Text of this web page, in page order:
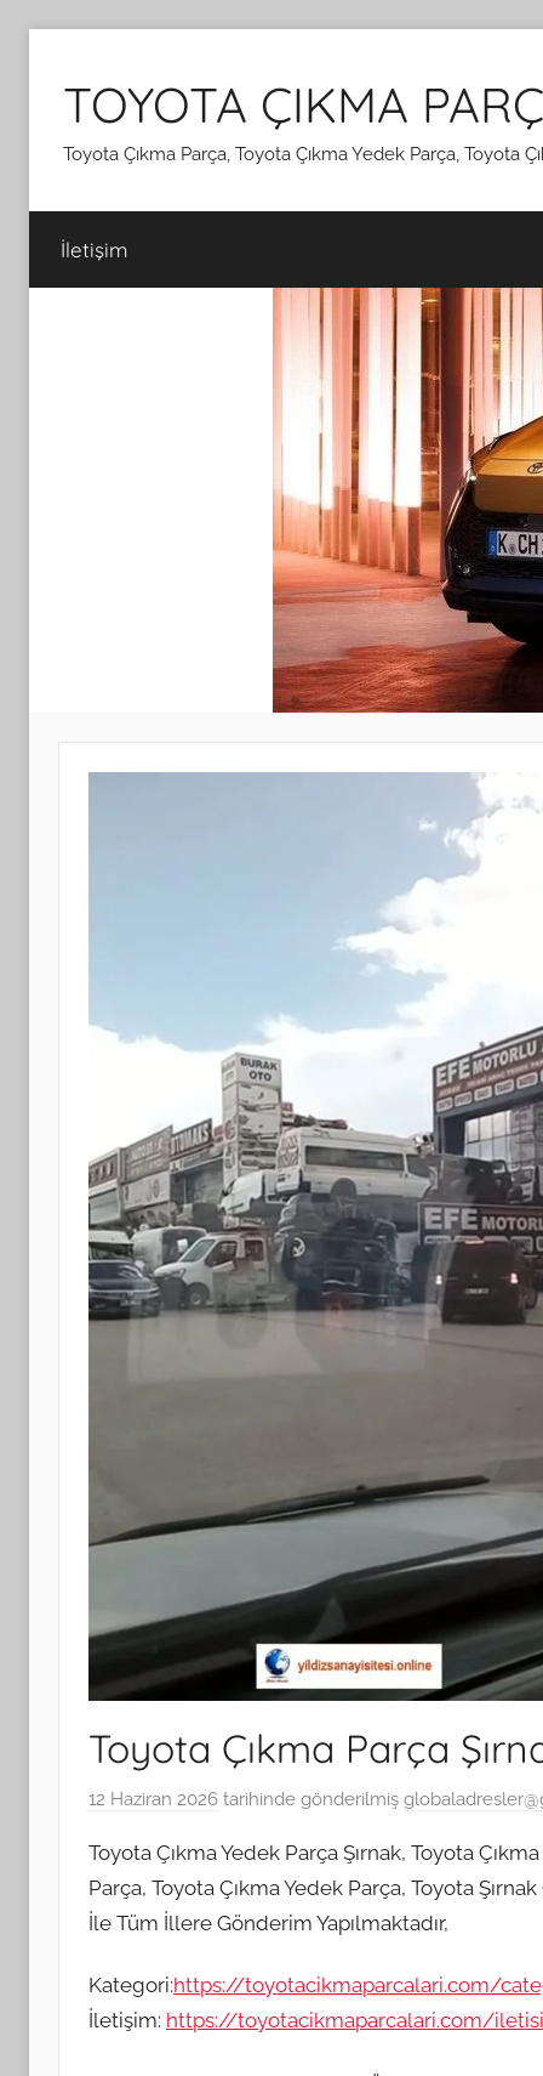
TOYOTA ÇIKMA
Toyota Çıkma Parça, Toyota Çıkma Yedek Parça, Toyota
İletişim
Toyota Çıkma Parça
12 Haziran 2026 tarihinde gönderilmiş
Toyota Çıkma Yedek Parça Şırnak, Toyota
Parça, Toyota Çıkma Yedek Parça, Toyota
İle Tüm İllere Gönderim Yapılmaktadır,
Kategori:https://toyotacikmaparcalari.com/
İletişim: https://toyotacikmaparcalari.com/